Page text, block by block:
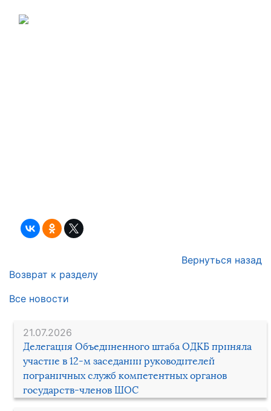
21.07.2026
Делегация Объединенного штаба ОДКБ приняла
участие в 12-м заседании руководителей
пограничных служб компетентных органов
государств-членов ШОС
Вернуться назад
Возврат к разделу
Все новости